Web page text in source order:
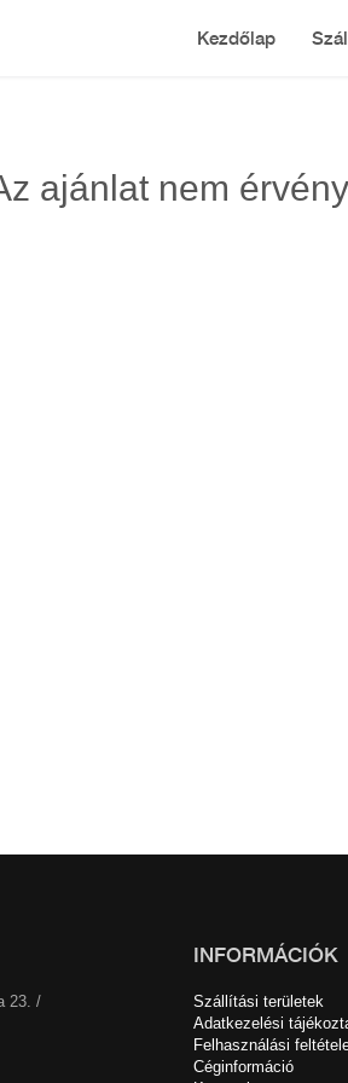
Kezdőlap
ajánlat nem
23. /
INFORMÁCIÓK
Szállítási területek
Adatkezelési
Felhasználási
Céginformáció